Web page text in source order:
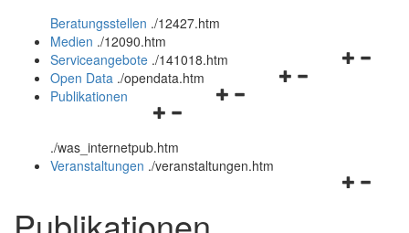
und
schließen
Beratungsstellen ./12427.htm
Medien ./12090.htm
Navigationsmenü
Serviceangebote ./141018.htm
Navigationsmenü
Open Data ./opendata.htm
Navigationsmenü
und
schließen
Publikationen
./was_internetpub.htm
Veranstaltungen ./veranstaltungen.htm